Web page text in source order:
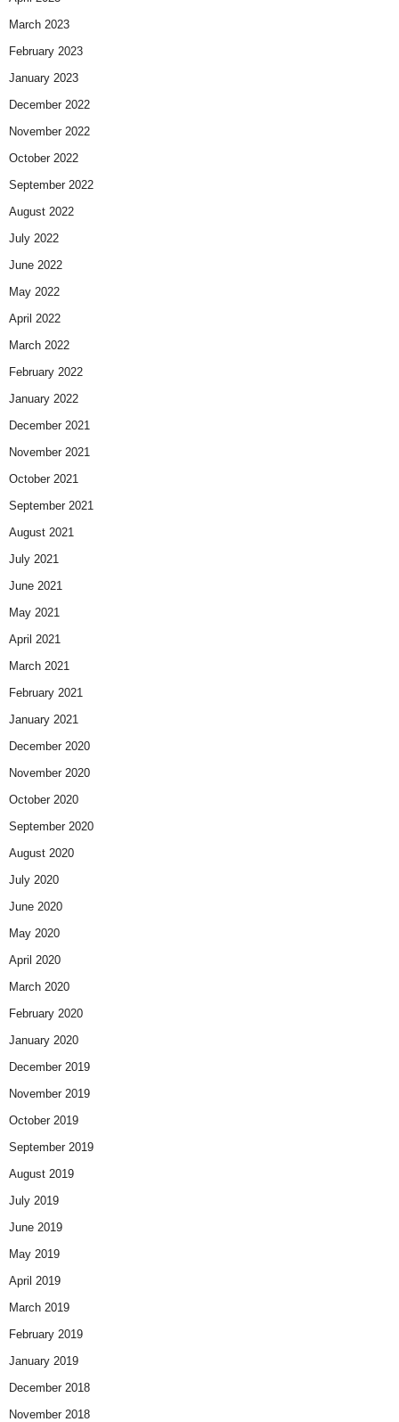
March 2023
February 2023
January 2023
December 2022
November 2022
October 2022
September 2022
August 2022
July 2022
June 2022
May 2022
April 2022
March 2022
February 2022
January 2022
December 2021
November 2021
October 2021
September 2021
August 2021
July 2021
June 2021
May 2021
April 2021
March 2021
February 2021
January 2021
December 2020
November 2020
October 2020
September 2020
August 2020
July 2020
June 2020
May 2020
April 2020
March 2020
February 2020
January 2020
December 2019
November 2019
October 2019
September 2019
August 2019
July 2019
June 2019
May 2019
April 2019
March 2019
February 2019
January 2019
December 2018
November 2018